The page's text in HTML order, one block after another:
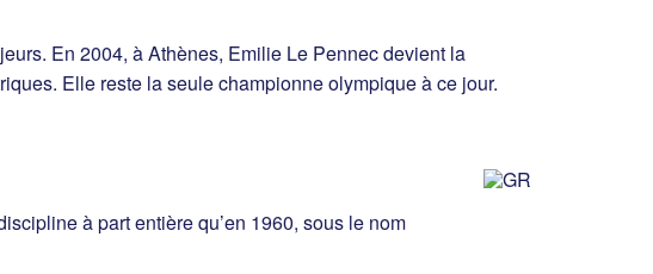
En 2004, à Athènes, Emilie Le Pennec devient la
Elle reste la seule championne olympique à ce jour.
à part entière qu’en 1960, sous le nom